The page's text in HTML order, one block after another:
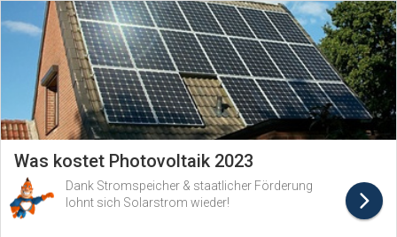
Was kostet Photovoltaik 2023
Dank Stromspeicher & staatlicher Förderung
lohnt sich Solarstrom wieder!